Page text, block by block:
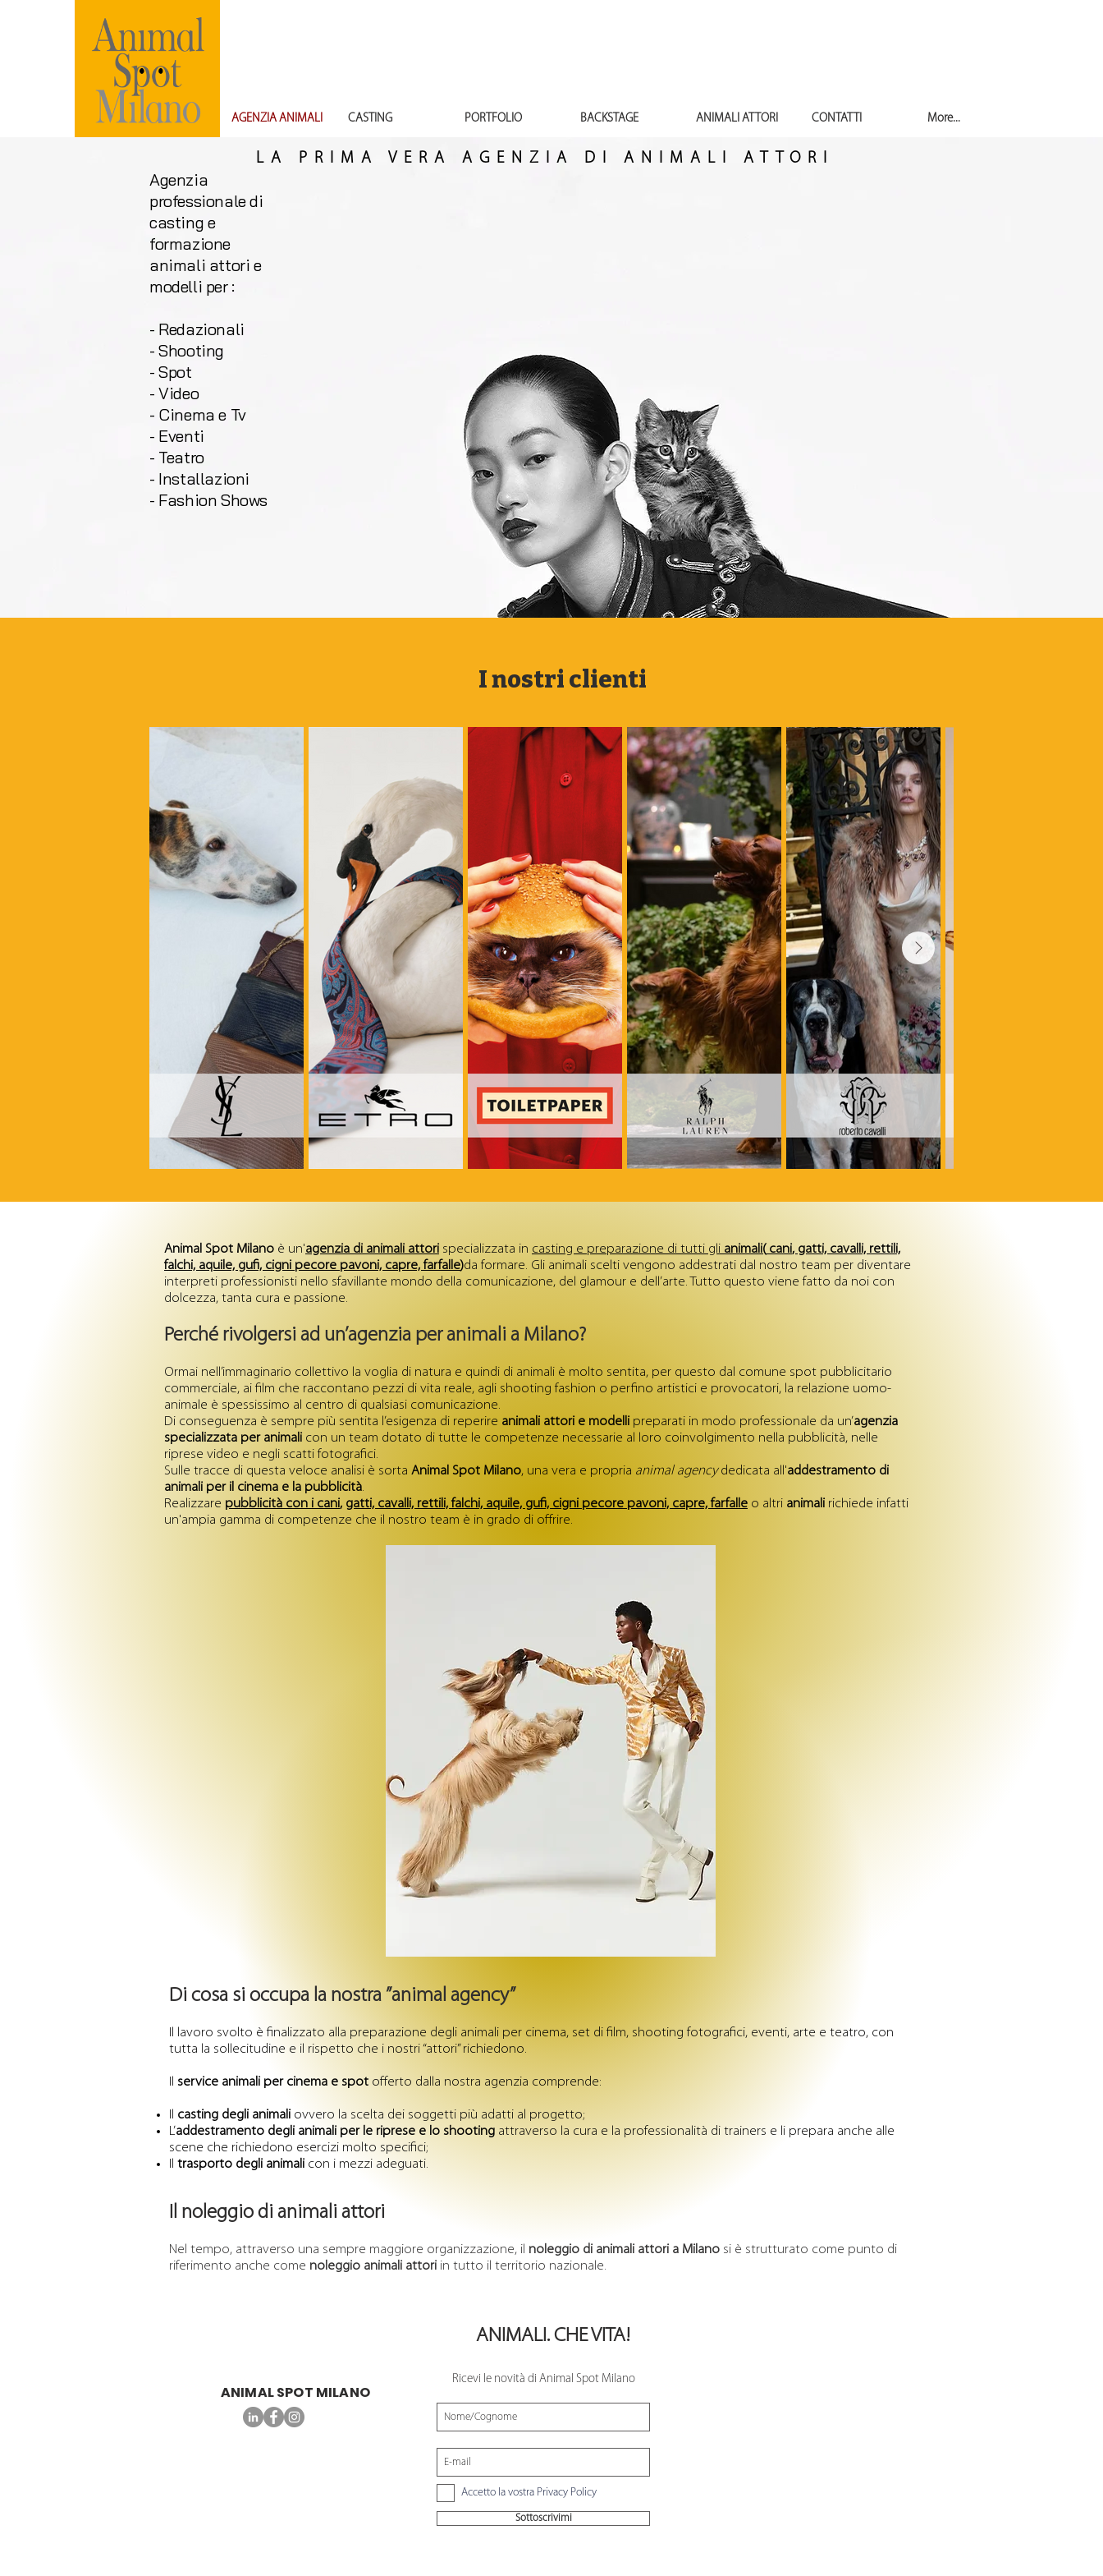
AGENZIA ANIMALI CASTING PORTFOLIO BACKSTAGE ANIMALI ATTORI CONTATTI More...
LA PRIMA VERA AGENZIA DI ANIMALI ATTORI
Agenzia
professionale di
casting e
formazione
animali attori e
modelli per :
- Redazionali
- Shooting
- Spot
- Video
- Cinema e Tv
- Eventi
- Teatro
- Installazioni
- Fashion Shows
I nostri clienti
Animal Spot Milano è un'agenzia di animali attori specializzata in casting e preparazione di tutti gli animali(cani, gatti, cavalli, rettili,
falchi, aquile, gufi, cigni pecore pavoni, capre, farfalle)da formare. Gli animali scelti vengono addestrati dal nostro team per diventare
interpreti professionisti nello sfavillante mondo della comunicazione, del glamour e dell’arte. Tutto questo viene fatto da noi con
dolcezza, tanta cura e passione.
Perché rivolgersi ad un’agenzia per animali a Milano?
Ormai nell’immaginario collettivo la voglia di natura e quindi di animali è molto sentita, per questo dal comune spot pubblicitario
commerciale, ai film che raccontano pezzi di vita reale, agli shooting fashion o perfino artistici e provocatori, la relazione uomo-
animale è spessissimo al centro di qualsiasi comunicazione.
Di conseguenza è sempre più sentita l’esigenza di reperire animali attori e modelli preparati in modo professionale da un’agenzia
specializzata per animali con un team dotato di tutte le competenze necessarie al loro coinvolgimento nella pubblicità, nelle
riprese video e negli scatti fotografici.
Sulle tracce di questa veloce analisi è sorta Animal Spot Milano, una vera e propria animal agencydedicata all'addestramento di
animali per il cinema e la pubblicità.
Realizzare pubblicità con i cani, gatti, cavalli, rettili, falchi, aquile, gufi, cigni pecore pavoni, capre, farfalle o altri animali richiede infatti
un'ampia gamma di competenze che il nostro team è in grado di offrire.
Di cosa si occupa la nostra ”animal agency”
Il lavoro svolto è finalizzato alla preparazione degli animali per cinema, set di film, shooting fotografici, eventi, arte e teatro, con
tutta la sollecitudine e il rispetto che i nostri “attori” richiedono.
service animali per cinema e spot offerto dalla nostra agenzia comprende:
casting degli animali ovvero la scelta dei soggetti più adatti al progetto;
L’addestramento degli animali per le riprese e lo shooting attraverso la cura e la professionalità di trainers e li prepara anche alle
scene che richiedono esercizi molto specifici;
trasporto degli animali con i mezzi adeguati.
Il noleggio di animali attori
Nel tempo, attraverso una sempre maggiore organizzazione, il noleggio di animali attori a Milano si è strutturato come punto di
riferimento anche come noleggio animali attori in tutto il territorio nazionale.
ANIMALI. CHE VITA!
ANIMAL SPOT MILANO
Ricevi le novità di Animal Spot Milano
Accetto la vostra Privacy Policy
Sottoscrivimi